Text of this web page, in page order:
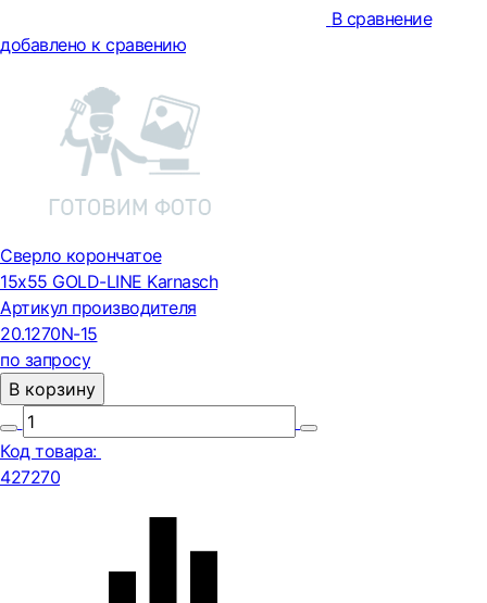
В сравнение
добавлено к сравению
Сверло корончатое
15х55 GOLD-LINE Karnasch
Артикул производителя
20.1270N-15
по запросу
В корзину
Код товара:
427270